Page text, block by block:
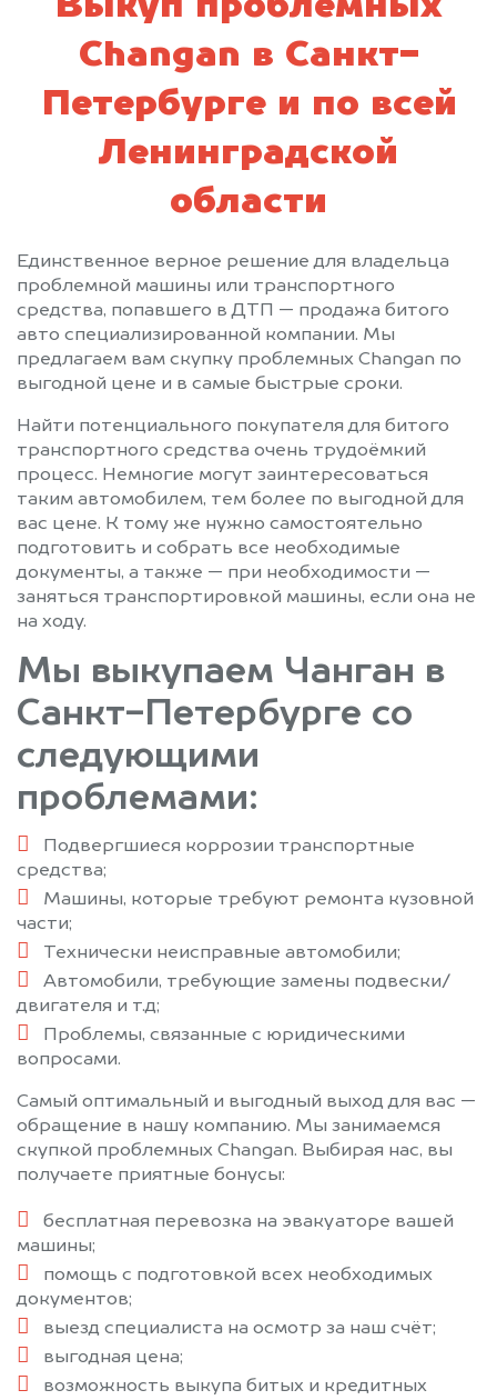
Выкуп проблемных
Changan в Санкт-
Петербурге и по всей
Ленинградской
области
Единственное верное решение для владельца
проблемной машины или транспортного
средства, попавшего в ДТП — продажа битого
авто специализированной компании. Мы
предлагаем вам скупку проблемных Changan по
выгодной цене и в самые быстрые сроки.
Найти потенциального покупателя для битого
транспортного средства очень трудоёмкий
процесс. Немногие могут заинтересоваться
таким автомобилем, тем более по выгодной для
вас цене. К тому же нужно самостоятельно
подготовить и собрать все необходимые
документы, а также — при необходимости —
заняться транспортировкой машины, если она не
на ходу.
Мы выкупаем Чанган в
Санкт-Петербурге со
следующими
проблемами:
Подвергшиеся коррозии транспортные
средства;
Машины, которые требуют ремонта кузовной
части;
Технически неисправные автомобили;
Автомобили, требующие замены подвески/
двигателя и т.д;
Проблемы, связанные с юридическими
вопросами.
Самый оптимальный и выгодный выход для вас —
обращение в нашу компанию. Мы занимаемся
скупкой проблемных Changan. Выбирая нас, вы
получаете приятные бонусы:
бесплатная перевозка на эвакуаторе вашей
машины;
помощь с подготовкой всех необходимых
документов;
выезд специалиста на осмотр за наш счёт;
выгодная цена;
возможность выкупа битых и кредитных